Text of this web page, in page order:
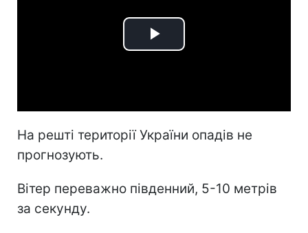
Play
На решті території України опадів не
прогнозують.
Вітер переважно південний, 5-10 метрів
за секунду.